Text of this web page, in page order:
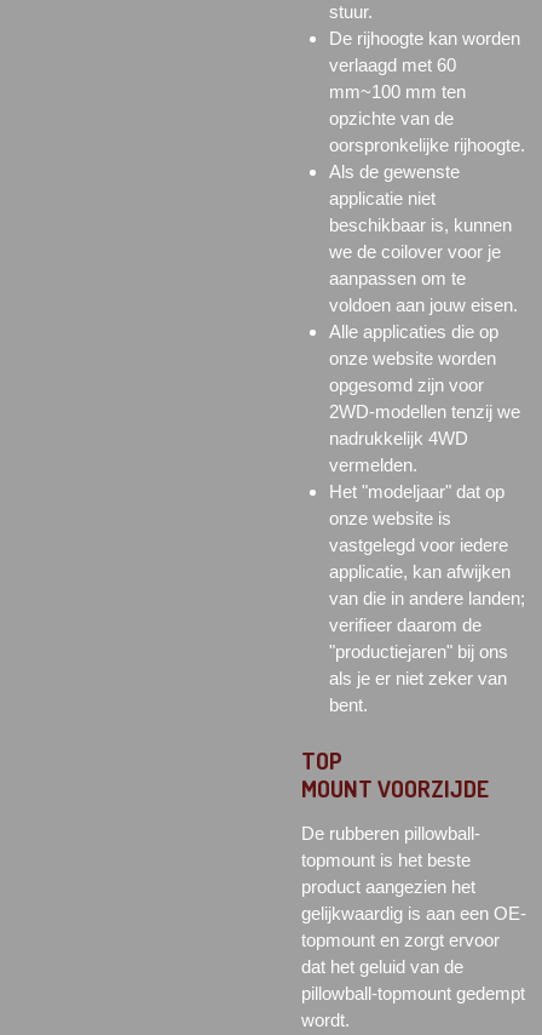
stuur.
De rijhoogte kan worden
verlaagd met 60
mm~100 mm ten
opzichte van de
oorspronkelijke rijhoogte.
Als de gewenste
applicatie niet
beschikbaar is, kunnen
we de coilover voor je
aanpassen om te
voldoen aan jouw eisen.
Alle applicaties die op
onze website worden
opgesomd zijn voor
2WD-modellen tenzij we
nadrukkelijk 4WD
vermelden.
Het "modeljaar" dat op
onze website is
vastgelegd voor iedere
applicatie, kan afwijken
van die in andere landen;
verifieer daarom de
"productiejaren" bij ons
als je er niet zeker van
bent.
TOP
MOUNT VOORZIJDE
De rubberen pillowball-
topmount is het beste
product aangezien het
gelijkwaardig is aan een OE-
topmount en zorgt ervoor
dat het geluid van de
pillowball-topmount gedempt
wordt.